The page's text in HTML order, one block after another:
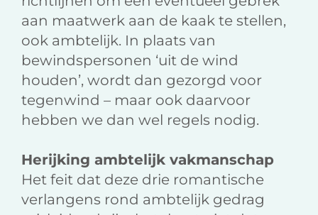
aan maatwerk aan de kaak te stellen,
ook ambtelijk. In plaats van
bewindspersonen ‘uit de wind
houden’, wordt dan gezorgd voor
tegenwind – maar ook daarvoor
hebben we dan wel regels nodig.
Herijking ambtelijk vakmanschap
Het feit dat deze drie romantische
verlangens rond ambtelijk gedrag